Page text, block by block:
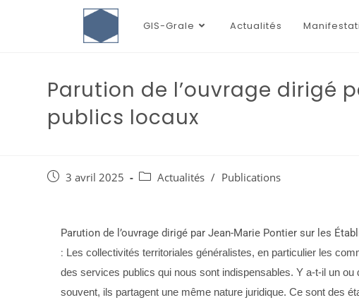
GIS-Grale Actualités
Parution de l’ouvrage dirigé
publics locaux
3 avril 2025 Actualités / Publications
Parution de l’ouvrage dirigé par Jean-Marie Pontier sur les
: Les collectivités territoriales généralistes, en particulier les
des services publics qui nous sont indispensables. Y a-t-il un
souvent, ils partagent une même nature juridique. Ce sont des